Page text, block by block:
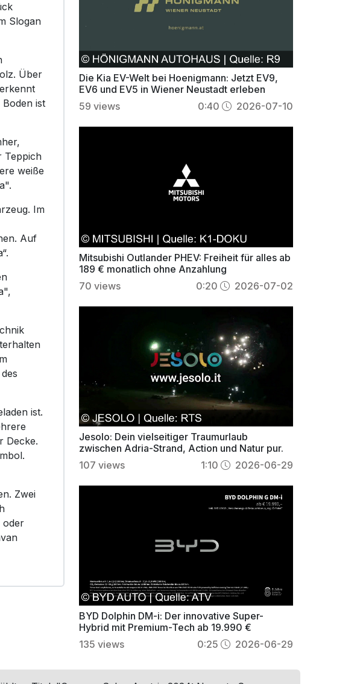
Slogan
Über
ist
Teppich
weiße
Im
Auf
ist.
Decke.
Zwei
oder
Die Kia EV-Welt bei Hoenigmann: Jetzt EV9,
EV6 und EV5 in Wiener Neustadt erleben
59 views 0:40 2026-07-10
Mitsubishi Outlander PHEV: Freiheit für alles ab
189 € monatlich ohne Anzahlung
70 views 0:20 2026-07-02
Jesolo: Dein vielseitiger Traumurlaub
zwischen Adria-Strand, Action und Natur pur.
107 views 1:10 2026-06-29
BYD Dolphin DM-i: Der innovative Super-
Hybrid mit Premium-Tech ab 19.990 €
135 views 0:25 2026-06-29